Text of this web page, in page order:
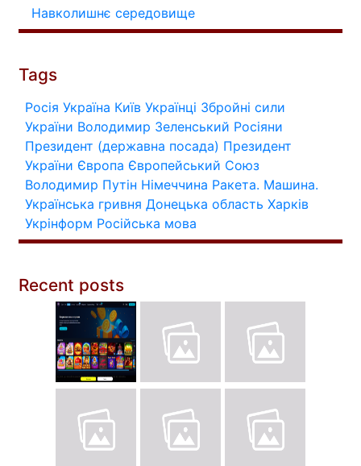
Навколишнє середовище
Tags
Росія Україна Київ Українці Збройні сили
України Володимир Зеленський Росіяни
Президент (державна посада) Президент
України Європа Європейський Союз
Володимир Путін Німеччина Ракета. Машина.
Українська гривня Донецька область Харків
Укрінформ Російська мова
Recent posts